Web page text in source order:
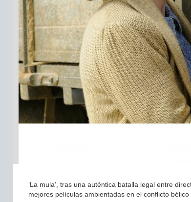
‘La mula’, tras una auténtica batalla legal entre
mejores películas ambientadas en el conflicto